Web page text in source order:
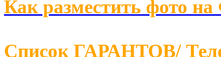
Как разместить фото
Список ГАРАНТОВ/